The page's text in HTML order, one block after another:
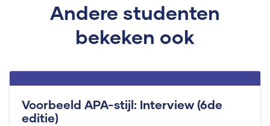
Andere studenten
bekeken ook
Voorbeeld APA-stijl: Interview (6de
editie)